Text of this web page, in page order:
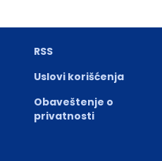
RSS
Uslovi korišćenja
Obaveštenje o
privatnosti